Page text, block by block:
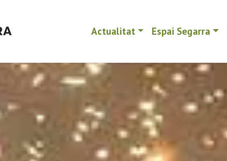
Actualitat Espai Segarra